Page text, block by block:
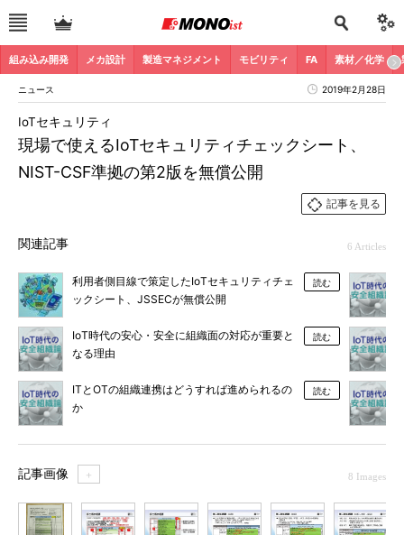
組み込み開発 メカ設計 製造マネジメント モビリティ FA 素材／化学
ニュース 2019年2月28日
現場で使えるIoTセキュリティチェックシート、
NIST-CSF準拠の第2版を無償公開
IoTセキュリティ
記事を見る
関連記事 6 Articles
利用者側目線で策定したIoTセキュリティチェ
ックシート、JSSECが無償公開
読む
IoT時代の安心・安全に組織面の対応が重要と
なる理由
読む
ITとOTの組織連携はどうすれば進められるの
か
読む
記事画像 ＋ 8 Images